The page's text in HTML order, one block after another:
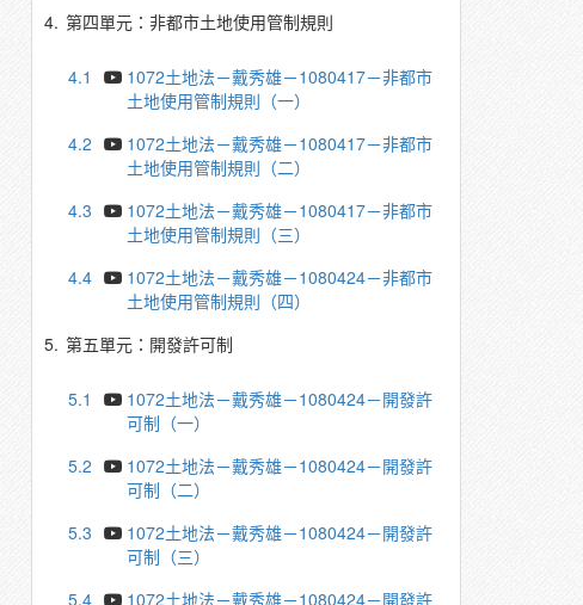
4. 第四單元：非都市土地使用管制規則
4.1
1072土地法－戴秀雄－1080417－非都市
土地使用管制規則（一）
4.2
1072土地法－戴秀雄－1080417－非都市
土地使用管制規則（二）
4.3
1072土地法－戴秀雄－1080417－非都市
土地使用管制規則（三）
4.4
1072土地法－戴秀雄－1080424－非都市
土地使用管制規則（四）
5. 第五單元：開發許可制
5.1
1072土地法－戴秀雄－1080424－開發許
可制（一）
5.2
1072土地法－戴秀雄－1080424－開發許
可制（二）
5.3
1072土地法－戴秀雄－1080424－開發許
可制（三）
5.4
1072土地法－戴秀雄－1080424－開發許